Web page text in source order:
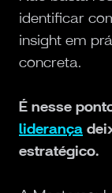
identificar
insight em
concreta.
É nesse
liderança
estratégico.